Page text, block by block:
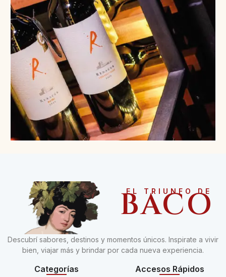
EL TRIUNFO DE
BACO
Descubrí sabores, destinos y momentos únicos. Inspirate a vivir
bien, viajar más y brindar por cada nueva experiencia.
Categorías Accesos Rápidos